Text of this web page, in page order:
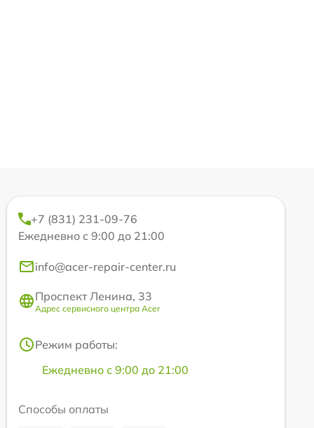
+7 (831) 231-09-76
Ежедневно с 9:00 до 21:00
info@acer-repair-center.ru
Проспект Ленина, 33
Адрес сервисного центра Acer
Режим работы:
Ежедневно с 9:00 до 21:00
Способы оплаты